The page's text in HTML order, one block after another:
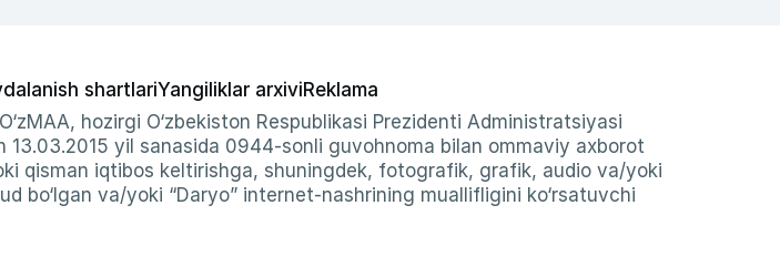
shartlariYangiliklar arxiviReklama
hozirgi O‘zbekiston Respublikasi Prezidenti Administratsiyasi
yil sanasida 0944-sonli guvohnoma bilan ommaviy axborot
qisman iqtibos keltirishga, shuningdek, fotografik, grafik, audio va/yoki
bo‘lgan va/yoki “Daryo” internet-nashrining muallifligini ko‘rsatuvchi